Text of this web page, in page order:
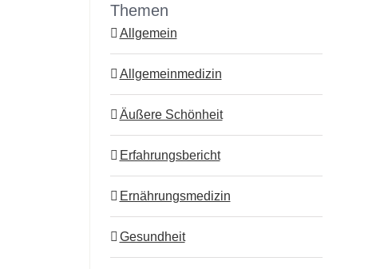
Themen
Allgemein
Allgemeinmedizin
Äußere Schönheit
Erfahrungsbericht
Ernährungsmedizin
Gesundheit